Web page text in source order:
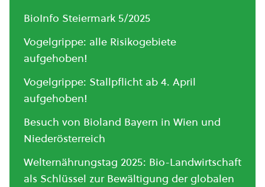
BioInfo Steiermark 5/2025
Vogelgrippe: alle Risikogebiete
aufgehoben!
Vogelgrippe: Stallpflicht ab 4. April
aufgehoben!
Besuch von Bioland Bayern in Wien und
Niederösterreich
Welternährungstag 2025: Bio-Landwirtschaft
als Schlüssel zur Bewältigung der globalen